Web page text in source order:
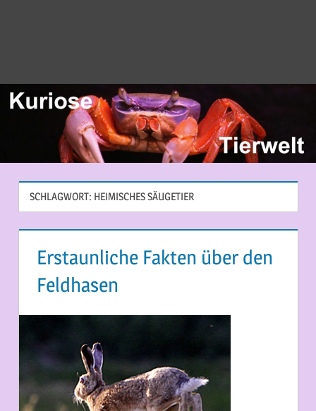
SCHLAGWORT: HEIMISCHES SÄUGETIER
Erstaunliche Fakten über den
Feldhasen